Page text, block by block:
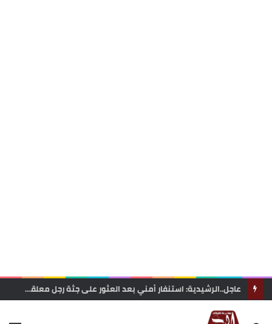
وزارة التربية الوطنية تعلن رسميا مواعيد الدخول المدرسي 2026-2027